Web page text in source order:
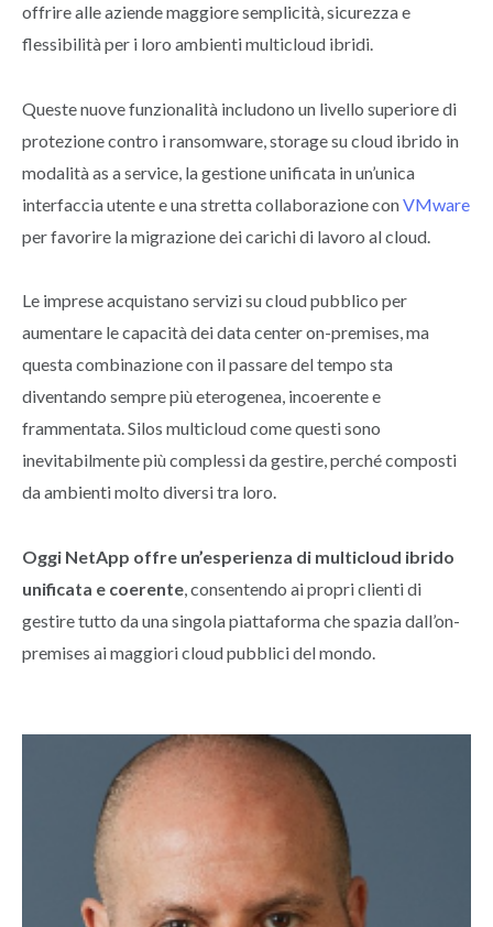
offrire alle aziende maggiore semplicità, sicurezza e
flessibilità per i loro ambienti multicloud ibridi.
Queste nuove funzionalità includono un livello superiore di
protezione contro i ransomware, storage su cloud ibrido in
modalità as a service, la gestione unificata in un’unica
interfaccia utente e una stretta collaborazione conVMware
per favorire la migrazione dei carichi di lavoro al cloud.
Le imprese acquistano servizi su cloud pubblico per
aumentare le capacità dei data center on-premises, ma
questa combinazione con il passare del tempo sta
diventando sempre più eterogenea, incoerente e
frammentata. Silos multicloud come questi sono
inevitabilmente più complessi da gestire, perché composti
da ambienti molto diversi tra loro.
Oggi NetApp offre un’esperienza di multicloud ibrido
unificata e coerente, consentendo ai propri clienti di
gestire tutto da una singola piattaforma che spazia dall’on-
premises ai maggiori cloud pubblici del mondo.